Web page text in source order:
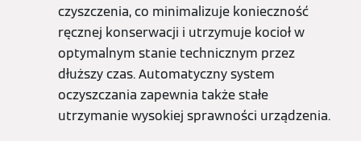
czyszczenia, co minimalizuje konieczność
ręcznej konserwacji i utrzymuje kocioł w
optymalnym stanie technicznym przez
dłuższy czas. Automatyczny system
oczyszczania zapewnia także stałe
utrzymanie wysokiej sprawności urządzenia.